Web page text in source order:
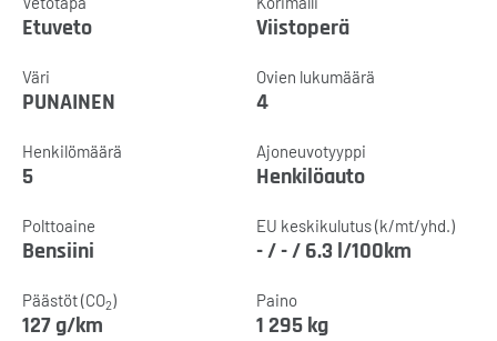
Etuveto Viistoperä
Väri
PUNAINEN
Ovien lukumäärä
4
Henkilömäärä
5
Ajoneuvotyyppi
Henkilöauto
Polttoaine
Bensiini
EU keskikulutus (k/mt/yhd.)
- / - / 6.3 l/100km
Päästöt (CO2)
127 g/km
Paino
1 295 kg